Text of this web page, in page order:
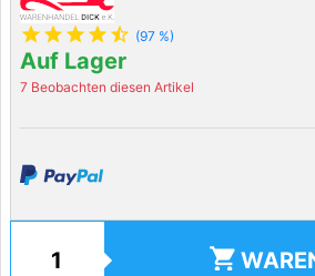
star star star star star_half (97 %)
Auf Lager
7 Beobachten diesen Artikel
shopping_cart